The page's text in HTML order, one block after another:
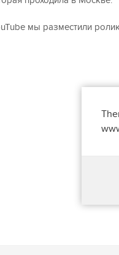
мы разместили